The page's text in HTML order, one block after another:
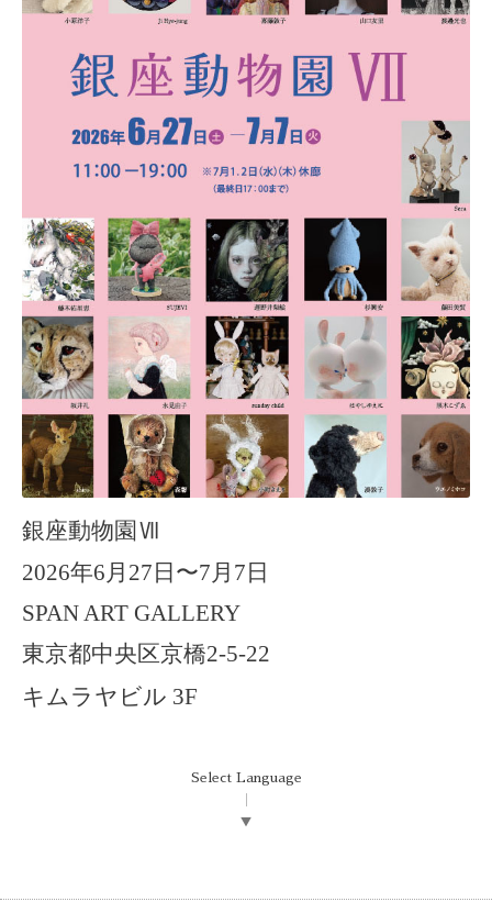
銀座動物園Ⅶ
2026年6月27日〜7月7日
SPAN ART GALLERY
東京都中央区京橋2-5-22
キムラヤビル 3F
Select Language
▼